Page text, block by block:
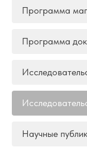
Программа
Программа
Научные